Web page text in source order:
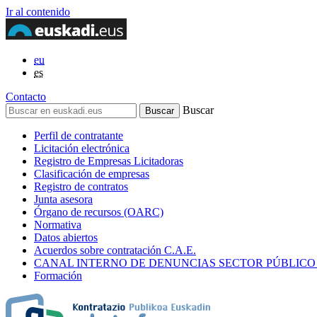
Ir al contenido
eu
es
Contacto
Buscar
Perfil de contratante
Licitación electrónica
Registro de Empresas Licitadoras
Clasificación de empresas
Registro de contratos
Junta asesora
Órgano de recursos (OARC)
Normativa
Datos abiertos
Acuerdos sobre contratación C.A.E.
CANAL INTERNO DE DENUNCIAS SECTOR
Formación